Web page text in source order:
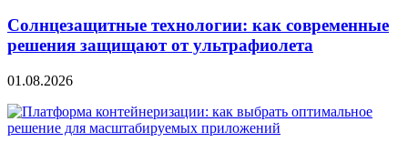
Солнцезащитные технологии: как современные
решения защищают от ультрафиолета
01.08.2026